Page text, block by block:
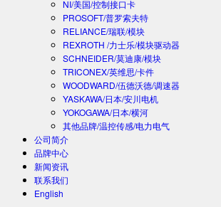
NI/美国/控制接口卡
PROSOFT/普罗索夫特
RELIANCE/瑞联/模块
REXROTH /力士乐/模块驱动器
SCHNEIDER/莫迪康/模块
TRICONEX/英维思/卡件
WOODWARD/伍德沃德/调速器
YASKAWA/日本/安川电机
YOKOGAWA/日本/横河
其他品牌/温控传感/电力电气
公司简介
品牌中心
新闻资讯
联系我们
English